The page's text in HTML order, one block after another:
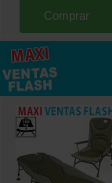
Comprar